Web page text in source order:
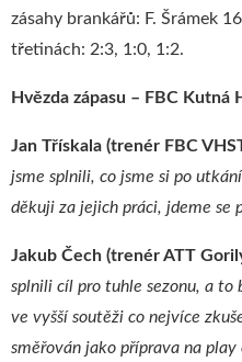
zásahy brankářů: F. Šrámek
třetinách: 2:3, 1:0, 1:2.
Hvězda zápasu – FBC Kutná
Jan Třískala (trenér FBC
jsme splnili, co jsme si po
děkuji za jejich práci, jdeme se
Jakub Čech (trenér ATT
splnili cíl pro tuhle sezonu, a
ve vyšší soutěži co nejvíce
směřován jako příprava na